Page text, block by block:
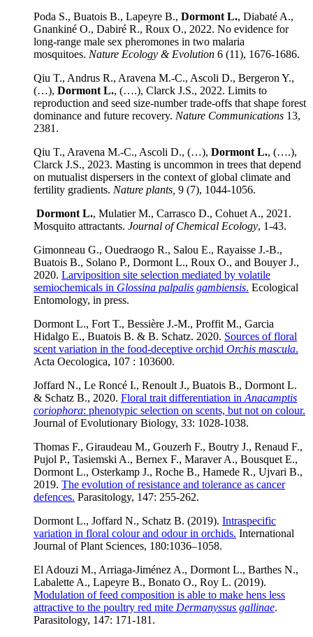
Poda S., Buatois B., Lapeyre B., Dormont L., Diabaté A.,
Gnankiné O., Dabiré R., Roux O., 2022. No evidence for
long-range male sex pheromones in two malaria
mosquitoes. Nature Ecology & Evolution 6 (11), 1676-1686.
Qiu T., Andrus R., Aravena M.-C., Ascoli D., Bergeron Y.,
(…), Dormont L., (….), Clarck J.S., 2022. Limits to
reproduction and seed size-number trade-offs that shape forest
dominance and future recovery. Nature Communications 13,
2381.
Qiu T., Aravena M.-C., Ascoli D., (…), Dormont L., (….),
Clarck J.S., 2023. Masting is uncommon in trees that depend
on mutualist dispersers in the context of global climate and
fertility gradients. Nature plants, 9 (7), 1044-1056.
Dormont L., Mulatier M., Carrasco D., Cohuet A., 2021.
Mosquito attractants. Journal of Chemical Ecology, 1-43.
Gimonneau G., Ouedraogo R., Salou E., Rayaisse J.-B.,
Buatois B., Solano P., Dormont L., Roux O., and Bouyer J.,
2020. Larviposition site selection mediated by volatile
semiochemicals in Glossina palpalis gambiensis. Ecological
Entomology, in press.
Dormont L., Fort T., Bessière J.-M., Proffit M., Garcia
Hidalgo E., Buatois B. & B. Schatz. 2020. Sources of floral
scent variation in the food-deceptive orchid Orchis mascula.
Acta Oecologica, 107 : 103600.
Joffard N., Le Roncé I., Renoult J., Buatois B., Dormont L.
& Schatz B., 2020. Floral trait differentiation in Anacamptis
coriophora: phenotypic selection on scents, but not on colour.
Journal of Evolutionary Biology, 33: 1028-1038.
Thomas F., Giraudeau M., Gouzerh F., Boutry J., Renaud F.,
Pujol P., Tasiemski A., Bernex F., Maraver A., Bousquet E.,
Dormont L., Osterkamp J., Roche B., Hamede R., Ujvari B.,
2019. The evolution of resistance and tolerance as cancer
defences. Parasitology, 147: 255-262.
Dormont L., Joffard N., Schatz B. (2019). Intraspecific
variation in floral colour and odour in orchids. International
Journal of Plant Sciences, 180:1036–1058.
El Adouzi M., Arriaga-Jiménez A., Dormont L., Barthes N.,
Labalette A., Lapeyre B., Bonato O., Roy L. (2019).
Modulation of feed composition is able to make hens less
attractive to the poultry red mite Dermanyssus gallinae.
Parasitology, 147: 171-181.